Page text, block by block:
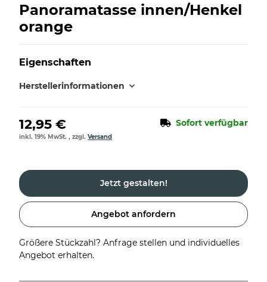
Panoramatasse innen/Henkel
orange
Eigenschaften
Herstellerinformationen
12,95 € Sofort verfügbar
inkl. 19% MwSt. , zzgl. Versand
Jetzt gestalten!
Angebot anfordern
Größere Stückzahl? Anfrage stellen und individuelles
Angebot erhalten.